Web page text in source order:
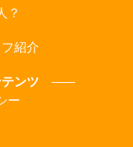
？
紹介
ンツ
ー